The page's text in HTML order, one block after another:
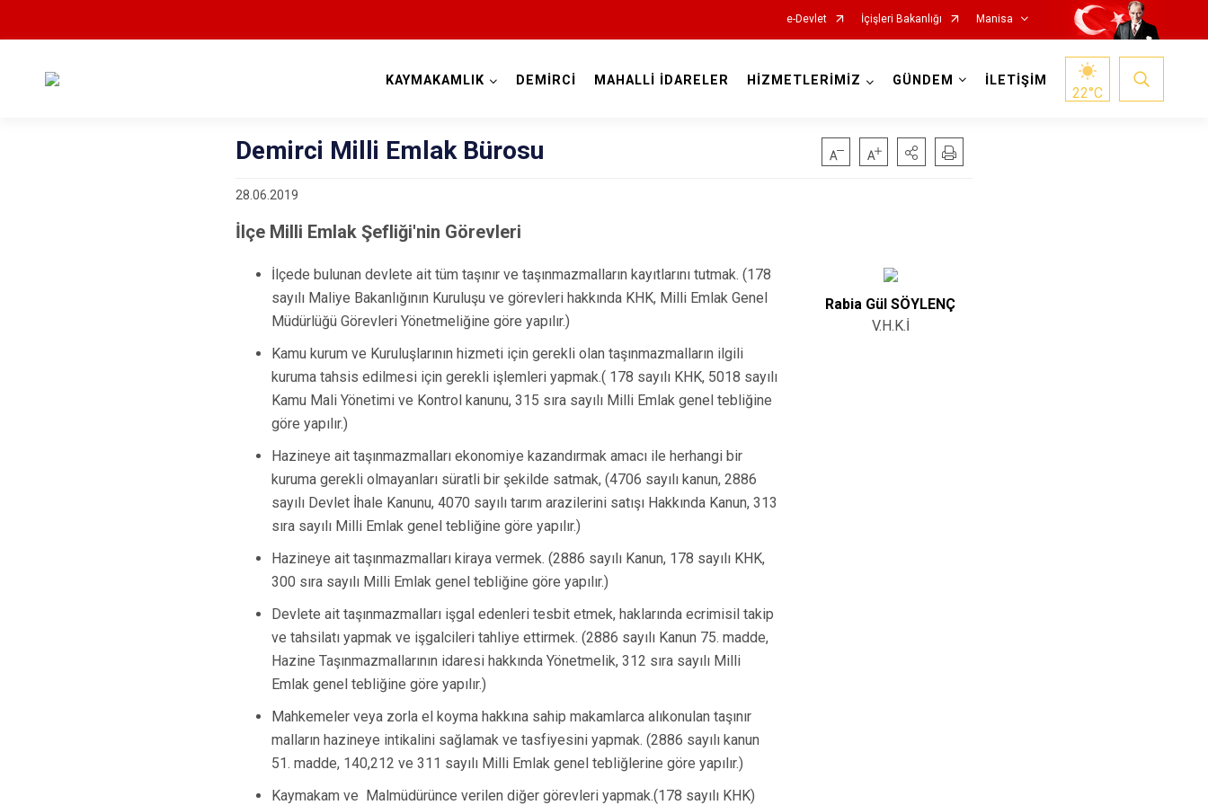
e-Devlet İçişleri Bakanlığı Manisa
Akhisar
Demirci
Gölmarmara
Gördes
Köprübaşı
Kula
Saruhanlı
KAYMAKAMLIK DEMİRCİ MAHALLİ İDARELER HİZMETLERİMİZ GÜNDEM İLETİŞİM
22°C
Demirci Milli Emlak Bürosu
28.06.2019
İlçe Milli Emlak Şefliği'nin Görevleri
İlçede bulunan devlete ait tüm taşınır ve taşınmazmalların kayıtlarını tutmak. (178
sayılı Maliye Bakanlığının Kuruluşu ve görevleri hakkında KHK, Milli Emlak Genel
Müdürlüğü Görevleri Yönetmeliğine göre yapılır.)
Kamu kurum ve Kuruluşlarının hizmeti için gerekli olan taşınmazmalların ilgili
kuruma tahsis edilmesi için gerekli işlemleri yapmak.( 178 sayılı KHK, 5018 sayılı
Kamu Mali Yönetimi ve Kontrol kanunu, 315 sıra sayılı Milli Emlak genel tebliğine
göre yapılır.)
Hazineye ait taşınmazmalları ekonomiye kazandırmak amacı ile herhangi bir
kuruma gerekli olmayanları süratli bir şekilde satmak, (4706 sayılı kanun, 2886
sayılı Devlet İhale Kanunu, 4070 sayılı tarım arazilerini satışı Hakkında Kanun, 313
sıra sayılı Milli Emlak genel tebliğine göre yapılır.)
Hazineye ait taşınmazmalları kiraya vermek. (2886 sayılı Kanun, 178 sayılı KHK,
300 sıra sayılı Milli Emlak genel tebliğine göre yapılır.)
Devlete ait taşınmazmalları işgal edenleri tesbit etmek, haklarında ecrimisil takip
ve tahsilatı yapmak ve işgalcileri tahliye ettirmek. (2886 sayılı Kanun 75. madde,
Hazine Taşınmazmallarının idaresi hakkında Yönetmelik, 312 sıra sayılı Milli
Emlak genel tebliğine göre yapılır.)
Mahkemeler veya zorla el koyma hakkına sahip makamlarca alıkonulan taşınır
malların hazineye intikalini sağlamak ve tasfiyesini yapmak. (2886 sayılı kanun
51. madde, 140,212 ve 311 sayılı Milli Emlak genel tebliğlerine göre yapılır.)
Kaymakam ve Malmüdürünce verilen diğer görevleri yapmak.(178 sayılı KHK)
Rabia Gül SÖYLENÇ
V.H.K.İ